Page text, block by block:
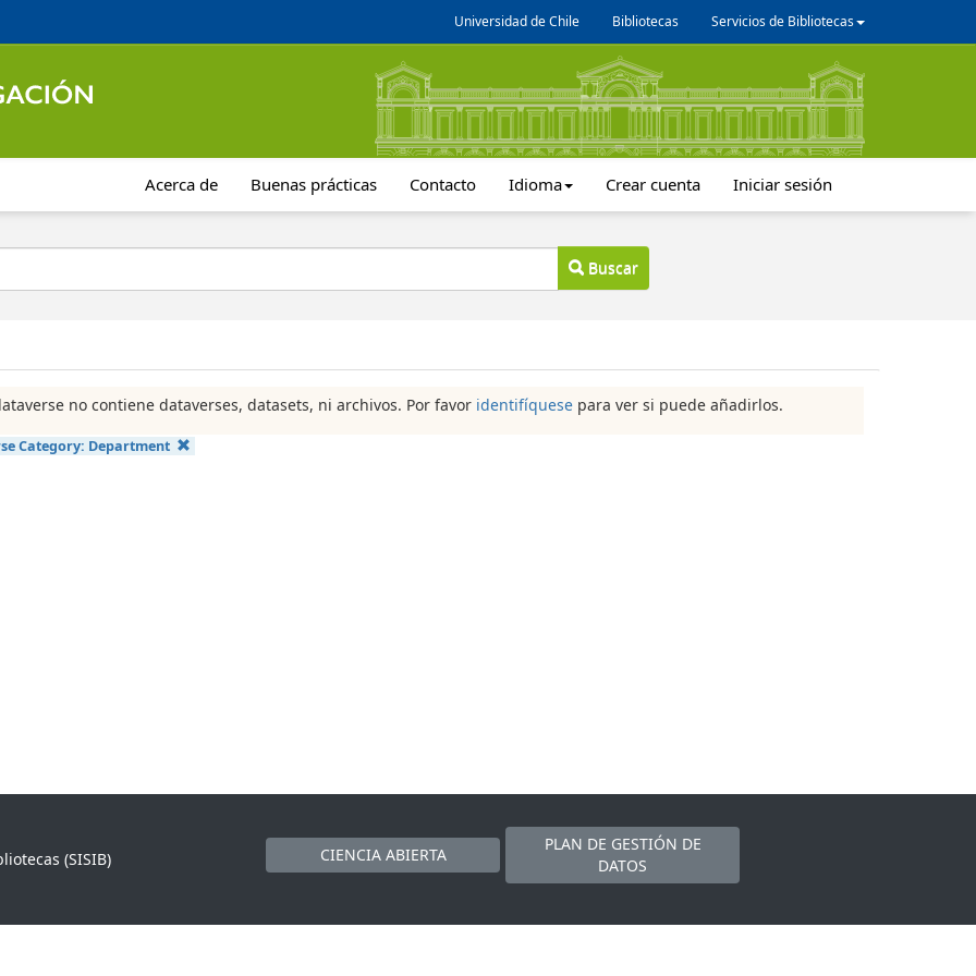
Universidad de Chile Bibliotecas Servicios de Bibliotecas
Acerca de Buenas prácticas Contacto Idioma Crear cuenta Iniciar sesión
Buscar
no contiene dataverses, datasets, ni archivos. Por favor identifíquese para ver si puede añadirlos.
Category: Department
(SISIB)
CIENCIA ABIERTA
PLAN DE GESTIÓN DE
DATOS